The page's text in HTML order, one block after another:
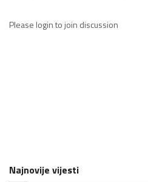
Please loginto join discussion
Najnovije vijesti